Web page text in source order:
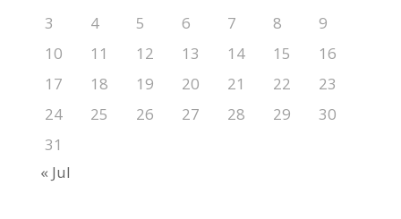
3
4 5 6 7 8
9
10
11 12 13 14 15
16
17
18 19 20 21 22
23
24
25 26 27 28 29
30
31
« Jul